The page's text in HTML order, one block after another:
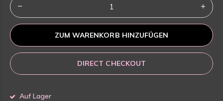
ZUM WARENKORB HINZUFÜGEN
DIRECT CHECKOUT
Auf Lager